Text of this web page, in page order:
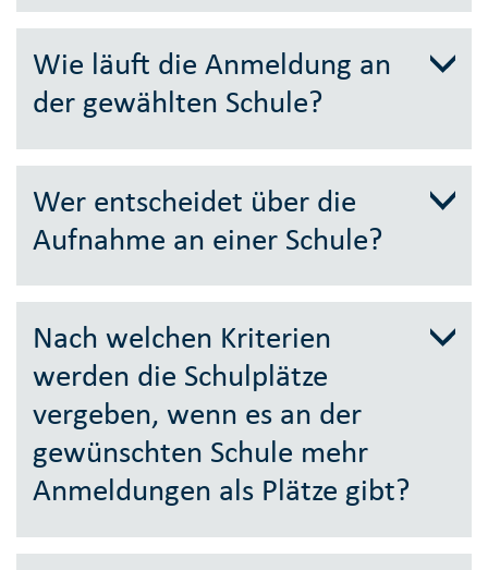
Wie läuft die Anmeldung an
der gewählten Schule?
Wer entscheidet über die
Aufnahme an einer Schule?
Nach welchen Kriterien
werden die Schulplätze
vergeben, wenn es an der
gewünschten Schule mehr
Anmeldungen als Plätze gibt?